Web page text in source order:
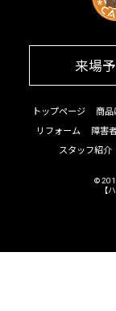
来場
トップページ 商品
リフォーム
障害
スタッフ紹介
©
【